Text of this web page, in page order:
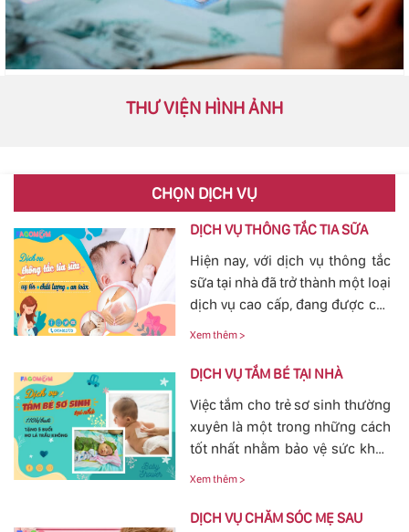
THƯ VIỆN HÌNH ẢNH
CHỌN DỊCH VỤ
DỊCH VỤ THÔNG TẮC TIA SỮA
Hiện nay, với dịch vụ thông tắc
sữa tại nhà đã trở thành một loại
dịch vụ cao cấp, đang được các
mẹ đặc biệt quan tâm, bởi tình
phổ biến. Với việc thông tắc tia
chóng thông tia sữa, giảm bớt
các cơn đau cương cứng tại
vùng bầu vú, đảm bảo cho
nguồn sữa về đều cho bé bú.
Xem thêm >
DỊCH VỤ TẮM BÉ TẠI NHÀ
Việc tắm cho trẻ sơ sinh thường
xuyên là một trong những cách
tốt nhất nhằm bảo vệ sức khỏe
cho bé yêu tránh khỏi các nguy
Bởi vậy, nhu cầu tắm cho trẻ sơ
Xem thêm >
DỊCH VỤ CHĂM SÓC MẸ SAU